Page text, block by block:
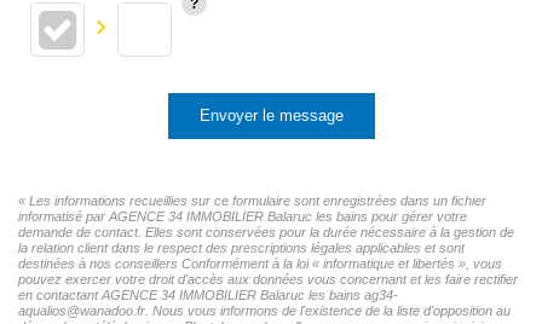
Envoyer le message
« Les informations recueillies sur ce formulaire sont enregistrées dans un fichier
informatisé par AGENCE 34 IMMOBILIER Balaruc les bains pour gérer votre
demande de contact. Elles sont conservées pour la durée nécessaire à la gestion de
la relation client dans le respect des prescriptions légales applicables et sont
destinées à nos conseillers Conformément à la loi « informatique et libertés », vous
pouvez exercer votre droit d'accès aux données vous concernant et les faire rectifier
en contactant AGENCE 34 IMMOBILIER Balaruc les bains ag34-
aqualios@wanadoo.fr. Nous vous informons de l'existence de la liste d'opposition au